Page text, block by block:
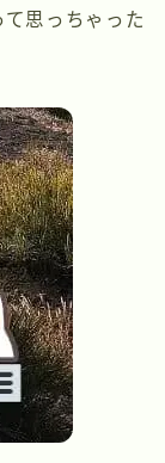
思っちゃった